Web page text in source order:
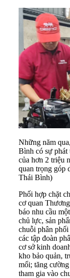
Những năm
Bình có sự phát
của hơn 2 triệu
quan trọng góp
Thái Bình)
Phối hợp chặt
cơ quan
báo nhu cầu
chủ lực, sản
chuỗi phân
các tập đoàn
cơ sở kinh
kho bảo quản,
mối; tăng
tham gia vào